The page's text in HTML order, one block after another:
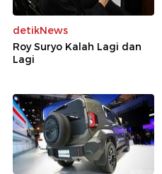
detikNews
Roy Suryo Kalah Lagi dan
Lagi